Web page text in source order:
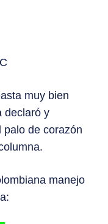
muy bien
declaró y
palo de corazón
manejo